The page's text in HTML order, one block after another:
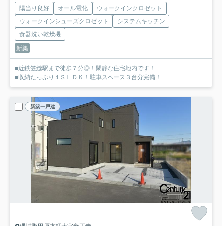
陽当り良好 オール電化
ウォークインクロゼット
ウォークインシューズクロゼット
システムキッチン
食器洗い乾燥機
新築
■近鉄笠縫駅まで徒歩７分◎！閑静な住宅地内です！
■収納たっぷり４ＳＬＤＫ！駐車スペース３台分完備！
新築一戸建